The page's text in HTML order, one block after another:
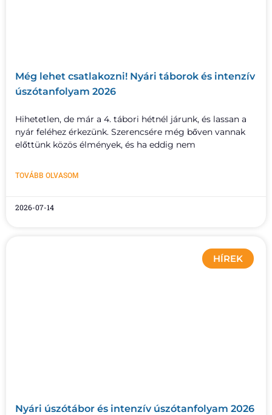
Még lehet csatlakozni! Nyári táborok és intenzív
úszótanfolyam 2026
Hihetetlen, de már a 4. tábori hétnél járunk, és lassan a
nyár feléhez érkezünk. Szerencsére még bőven vannak
előttünk közös élmények, és ha eddig nem
TOVÁBB OLVASOM
2026-07-14
HÍREK
Nyári úszótábor és intenzív úszótanfolyam 2026